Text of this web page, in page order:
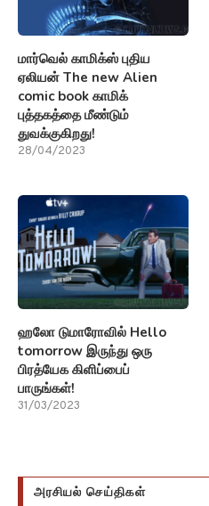
மார்வெல் காமிக்ஸ் புதிய
ஏலியன் The new Alien
comic book காமிக்
புத்தகத்தை மீண்டும்
துவக்குகிறது!
28/04/2023
ஹலோ டுமாரோவில் Hello
tomorrow இருந்து ஒரு
பிரத்யேக கிளிப்பைப்
பாருங்கள்!
31/03/2023
அரசியல் செய்திகள்